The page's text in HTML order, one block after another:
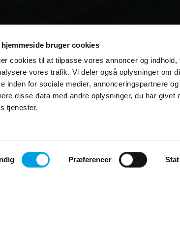
hjemmeside bruger cookies
cookies til at tilpasse vores annoncer og
vores trafik. Vi deler også oplysninger om
inden for sociale medier, annonceringspartnere
disse data med andre oplysninger, du har
tjenester.
Præferencer